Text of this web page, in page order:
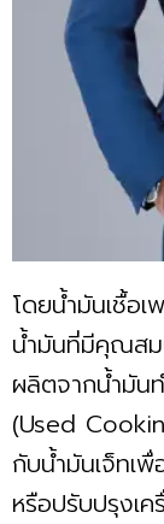
โดยน้ำมันเชื้อ
น้ำมันที่มีคุณสม
ผลิตจากน้ำมัน
(Used
กับน้ำมันเจ็ทเพื่
หรือปรับปรุงเ